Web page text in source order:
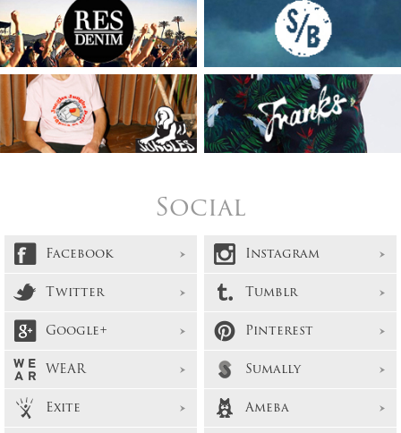
Social
Facebook
Instagram
Twitter
Tumblr
Google+
Pinterest
WEAR
Sumally
Exite
Ameba